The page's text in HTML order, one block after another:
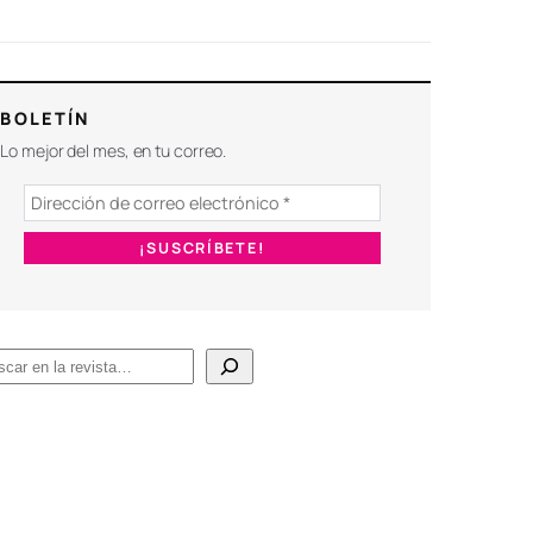
BOLETÍN
Lo mejor del mes, en tu correo.